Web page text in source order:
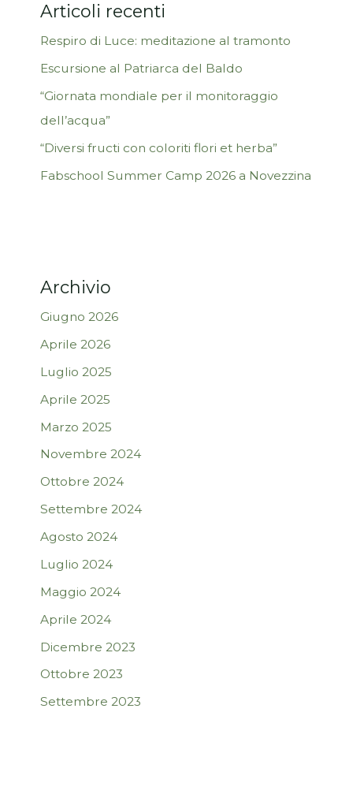
Articoli recenti
Respiro di Luce: meditazione al tramonto
Escursione al Patriarca del Baldo
“Giornata mondiale per il monitoraggio
dell’acqua”
“Diversi fructi con coloriti flori et herba”
Fabschool Summer Camp 2026 a Novezzina
Archivio
Giugno 2026
Aprile 2026
Luglio 2025
Aprile 2025
Marzo 2025
Novembre 2024
Ottobre 2024
Settembre 2024
Agosto 2024
Luglio 2024
Maggio 2024
Aprile 2024
Dicembre 2023
Ottobre 2023
Settembre 2023